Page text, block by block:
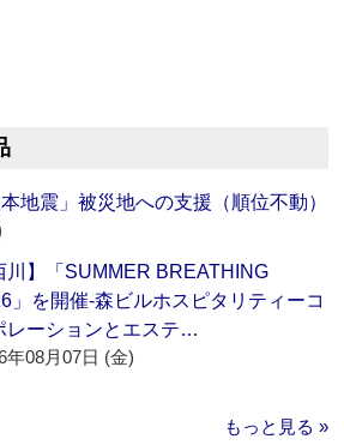
地震」被災地への支援（順位不動）
川】「SUMMER BREATHING
」を開催‐森ビルホスピタリティーコ
レーションとエステ…
年08月07日 (金)
もっと見る »